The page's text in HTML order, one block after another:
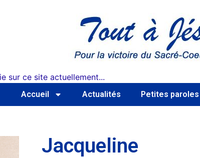
sur ce site actuellement...
Accueil Actualités Petites paroles
Jacqueline